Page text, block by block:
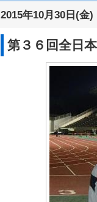
2015年10月30日(金)
第３６回全日